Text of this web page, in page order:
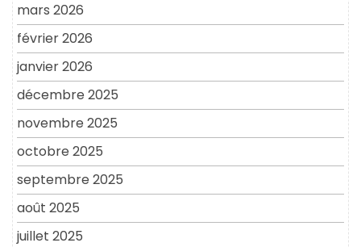
mars 2026
février 2026
janvier 2026
décembre 2025
novembre 2025
octobre 2025
septembre 2025
août 2025
juillet 2025